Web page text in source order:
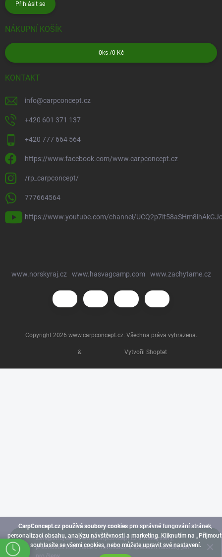
CarpConcept.cz používá soubory cookies pro správné fungování stránek,
personalizaci obsahu, analýzu návštěvnosti a marketing. Kliknutím na
souhlasíte se všemi cookies, nebo můžete upravit své nastavení.
Zaregistruj se na www.carpconcept.cz a získej slevy,
přednostní informace o novinkách a speciální nabídky jen
Přihlásit se
NÁKUPNÍ KOŠÍK
0 ks /0 Kč
KONTAKT
info@carpconcept.cz
+420 601 371 137
+420 777 664 564
https://www.facebook.com/www.carpconcept.cz
/rp_carpconcept/
777664564
https://www.youtube.com/channel/
www.norskyraj.cz www.hasvagcamp.com www.zachytame.cz
& Vytvořil Shoptet
Copyright 2026 www.carpconcept.cz. Všechna práva vyhrazena.